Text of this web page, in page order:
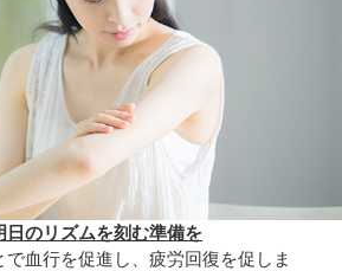
のリズムを刻む準備を
血行を促進し、疲労回復を促しま